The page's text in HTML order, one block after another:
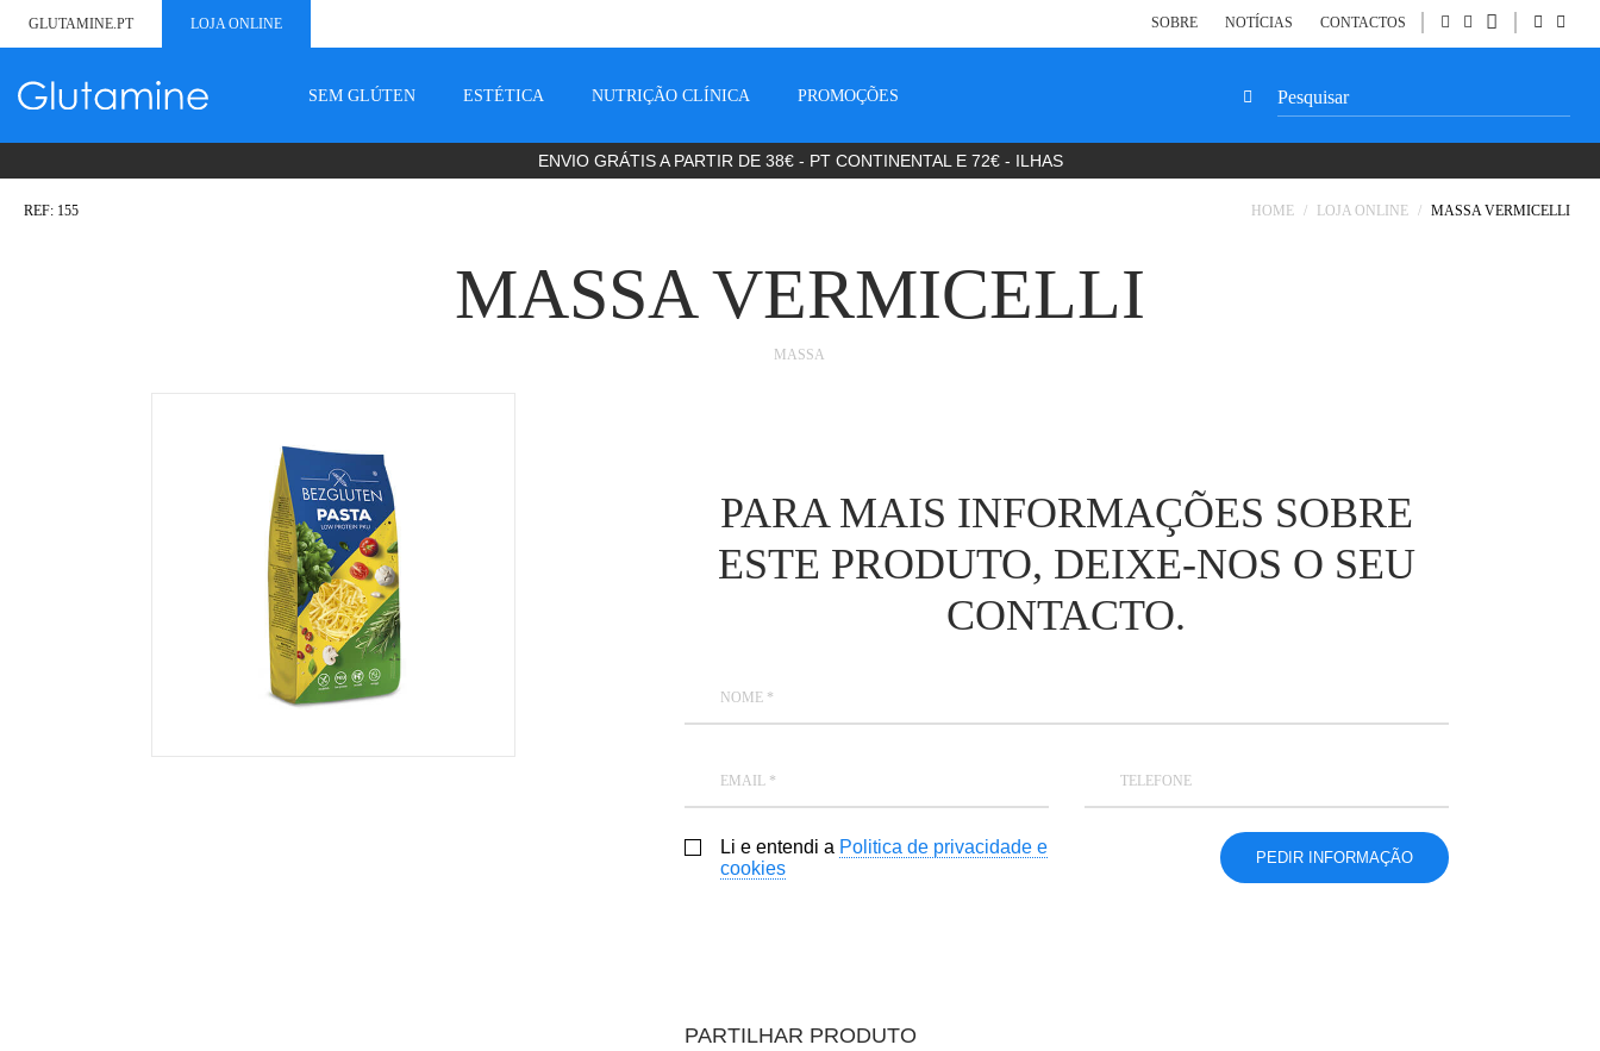
GLUTAMINE.PT LOJA ONLINE SOBRE NOTÍCIAS CONTACTOS
SEM GLÚTEN ESTÉTICA NUTRIÇÃO CLÍNICA PROMOÇÕES
FOR:
ENVIO GRÁTIS A PARTIR DE 38€ - PT CONTINENTAL E 72€ - ILHAS
REF: 155 HOME / LOJA ONLINE / MASSA VERMICELLI
MASSA VERMICELLI
MASSA
PARA MAIS INFORMAÇÕES SOBRE
ESTE PRODUTO, DEIXE-NOS O SEU
CONTACTO.
NOME *
EMAIL * TELEFONE
Li e entendi a Politica de privacidade e
cookies
PARTILHAR PRODUTO